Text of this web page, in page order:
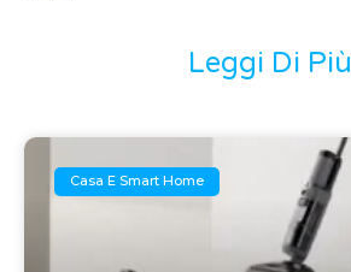
Leggi Di Più
Casa E Smart Home